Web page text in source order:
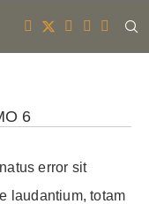
6
error sit
laudantium, totam